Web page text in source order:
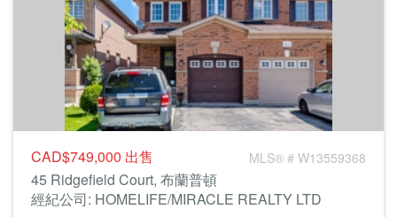
CAD$749,000 出售 MLS® # W13559368
45 Ridgefield Court, 布蘭普頓
經紀公司: HOMELIFE/MIRACLE REALTY LTD